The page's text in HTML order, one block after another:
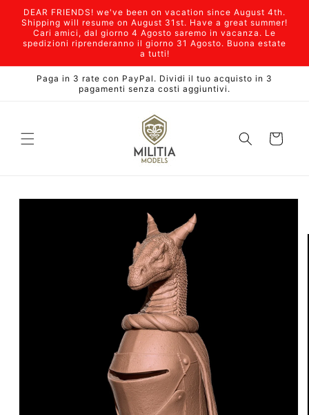
direttamente
ai contenuti
DEAR FRIENDS! we've been on vacation since August 4th.
Shipping will resume on August 31st. Have a great summer!
Cari amici, dal giorno 4 Agosto saremo in vacanza. Le
spedizioni riprenderanno il giorno 31 Agosto. Buona estate
a tutti!
Paga in 3 rate con PayPal. Dividi il tuo acquisto in 3
pagamenti senza costi aggiuntivi.
Carrello
Passa alle